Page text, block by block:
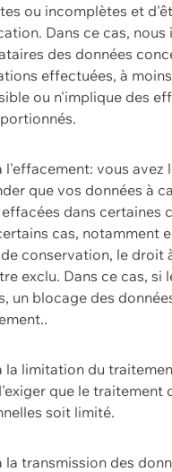
ou incomplètes et
Dans ce cas, nous
des données
effectuées, à
ou n'implique des
l'effacement: vous avez
que vos données à
dans certaines
cas, notamment
conservation, le droit
exclu. Dans ce cas, si
un blocage des
la limitation du
que le traitement
soit limité.
la transmission des